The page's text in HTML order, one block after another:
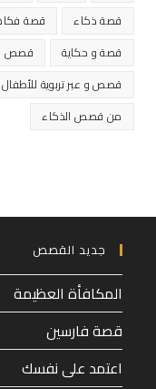
قصة ذكاء
قصة
قصة و حكاية
قصص
قصص و عبر تربوية للأطفال
من قصص الذكاء
جديد القصص
المكافأة العظيمة
قصة فارسين
اعتمد على نفسك